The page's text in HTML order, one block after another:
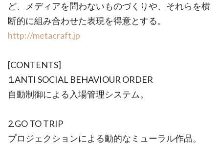
ど、メディアを問わないものづくりや、それらを横
断的に組み合わせた表現を得意とする。
http://metacraft.jp
[CONTENTS]
1.ANTI SOCIAL BEHAVIOUR ORDER
自動制御による入場管理システム。
2.GO TO TRIP
プロジェクションによる動的なミューラル作品。